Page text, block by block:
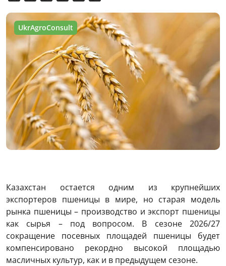
UkrAgroConsult
Казахстан остается одним из крупнейших
экспортеров пшеницы в мире, но старая модель
рынка пшеницы – производство и экспорт пшеницы
как сырья – под вопросом. В сезоне 2026/27
сокращение посевных площадей пшеницы будет
компенсировано рекордно высокой площадью
масличных культур, как и в предыдущем сезоне.